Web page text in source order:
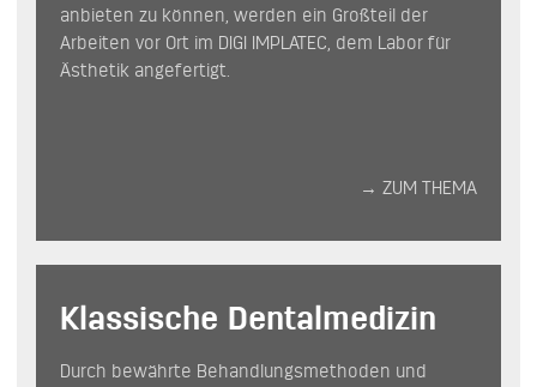
anbieten zu können, werden ein Großteil der
Arbeiten vor Ort im DIGI IMPLATEC, dem Labor für
Ästhetik angefertigt.
→ ZUM THEMA
Klassische Dentalmedizin
Durch bewährte Behandlungsmethoden und